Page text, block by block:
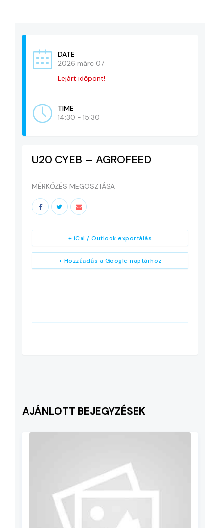
ADATVÉDELEM
DATE
2026 márc 07
Lejárt időpont!
TIME
14:30 - 15:30
U20 CYEB – AGROFEED
MÉRKŐZÉS MEGOSZTÁSA
+ Hozzáadás a Google naptárhoz
+ iCal / Outlook exportálás
AJÁNLOTT BEJEGYZÉSEK